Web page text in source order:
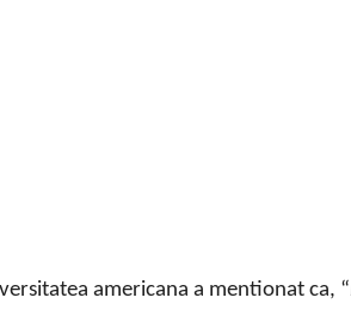
americana a mentionat ca, “